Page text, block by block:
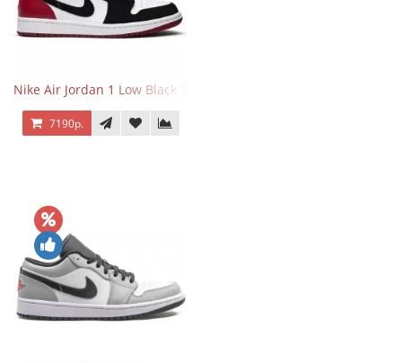
Nike Air Jordan 1 Low Black Toe
7190р.